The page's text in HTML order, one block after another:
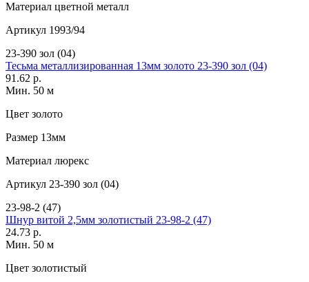
Материал цветной металл
Артикул 1993/94
23-390 зол (04)
Тесьма металлизированная 13мм золото 23-390 зол (04)
91.62 р.
Мин. 50 м
Цвет золото
Размер 13мм
Материал люрекс
Артикул 23-390 зол (04)
23-98-2 (47)
Шнур витой 2,5мм золотистый 23-98-2 (47)
24.73 р.
Мин. 50 м
Цвет золотистый